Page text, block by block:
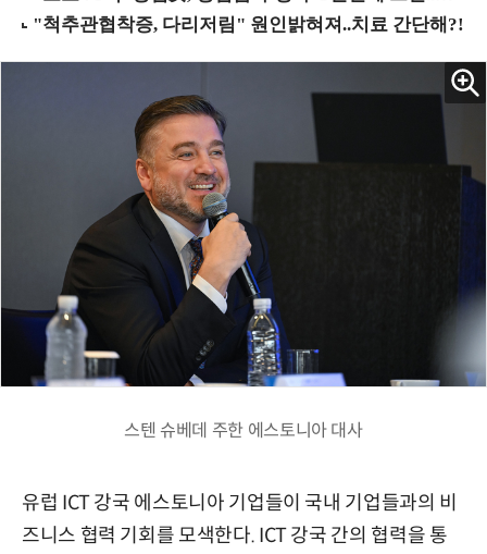
스텐 슈베데 주한 에스토니아 대사
유럽 ICT 강국 에스토니아 기업들이 국내 기업들과의 비
즈니스 협력 기회를 모색한다. ICT 강국 간의 협력을 통